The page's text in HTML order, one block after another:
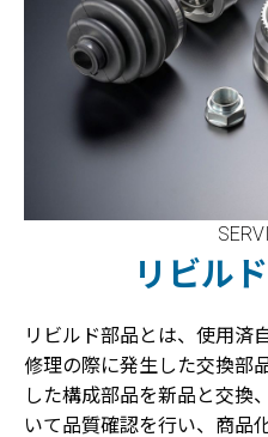
リビル
リビルド部品とは、使用済
修理の際に発生した交換部
した構成部品を新品と交換
いて品質確認を行い、商品